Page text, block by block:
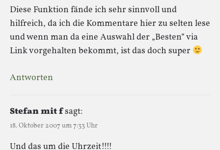
Diese Funktion fände ich sehr sinnvoll und
hilfreich, da ich die Kommentare hier zu selten lese
und wenn man da eine Auswahl der „Besten“ via
Link vorgehalten bekommt, ist das doch super
Antworten
Stefan mit fsagt:
18. Oktober 2007 um 7:33 Uhr
Und das um die Uhrzeit!!!!